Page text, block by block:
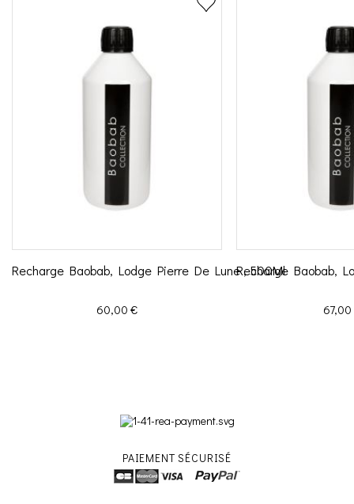
Recharge Baobab, Lodge Pierre De Lune , 500Ml
Prix
60,00 €
Recharge Baobab,
Prix
PAIEMENT SÉCURISÉ